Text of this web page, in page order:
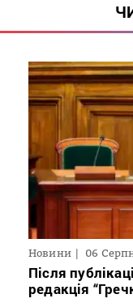
Новини 06
Після
редакція